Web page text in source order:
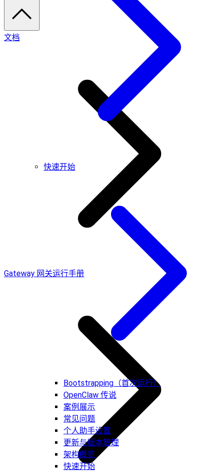
快速开始
Bootstrapping（首次运行）
OpenClaw 传说
案例展示
常见问题
个人助手设置
更新与版本管理
架构概览
快速开始
文档
Gateway 网关运行手册